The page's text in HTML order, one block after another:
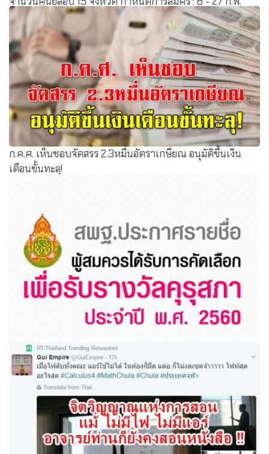
2563
ก.ค.ศ. เห็นชอบจัดสรร 2.3หมื่นอัตราเกษียณ อนุมัติขึ้นเงิน
เดือนขั้นทะลุ!
สพฐ.ประกาศรายชื่อผู้สมควรได้รับการคัดเลือกเพื่อรับรางวัล
คุรุสภา ประจำปี พ.ศ. 2560